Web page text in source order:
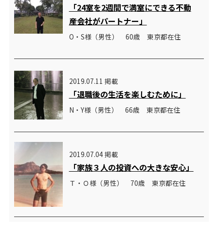
「24室を2週間で満室にできる不動
産会社がパートナー」
O・S様（男性） 60歳 東京都在住
2019.07.11 掲載
「退職後の生活を楽しむために」
N・Y様（男性） 66歳 東京都在住
2019.07.04 掲載
「家族３人の投資への大きな安心」
Ｔ・Ｏ様（男性） 70歳 東京都在住